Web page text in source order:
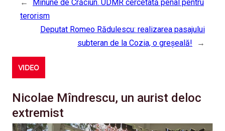
←
Minune de Crăciun. UDMR cercetată penal pentru
terorism
Deputat Romeo Rădulescu: realizarea pasajului
subteran de la Cozia, o greşeală!
→
VIDEO
Nicolae Mîndrescu, un aurist deloc
extremist